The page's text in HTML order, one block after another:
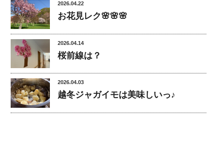
2026.04.22
お花見レク🌸🌸🌸
2026.04.14
桜前線は？
2026.04.03
越冬ジャガイモは美味しいっ♪